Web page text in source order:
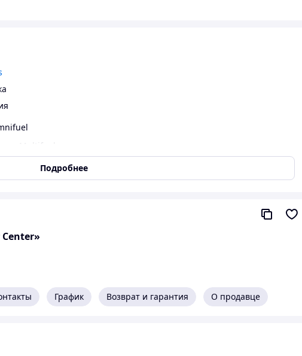
Multifuel.
или газ
burners-heaters.html
Подробнее
График Возврат и гарантия О продавце